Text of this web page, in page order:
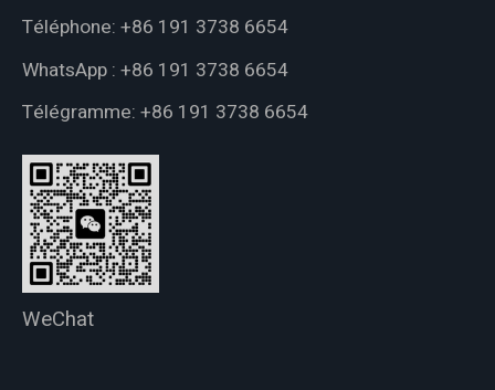
Téléphone: +86 191 3738 6654
WhatsApp : +86 191 3738 6654
Télégramme: +86 191 3738 6654
WeChat